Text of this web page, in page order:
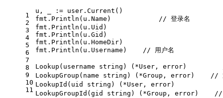
1
2
3
4
5
6
7
8
9
10
11
u, _ := user.Current()
fmt.Println(u.Name)            // 登录名
fmt.Println(u.Uid)
fmt.Println(u.Gid)
fmt.Println(u.HomeDir)
fmt.Println(u.Username)    // 用户名
Lookup(username string) (*User, error)         //
LookupGroup(name string) (*Group, error)    // 通
LookupId(uid string) (*User, error)
LookupGroupId(gid string) (*Group, error)    //